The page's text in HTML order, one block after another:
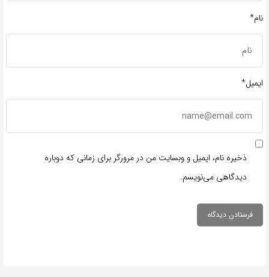
نام*
ایمیل*
ذخیره نام، ایمیل و وبسایت من در مرورگر برای زمانی که دوباره
دیدگاهی می‌نویسم.